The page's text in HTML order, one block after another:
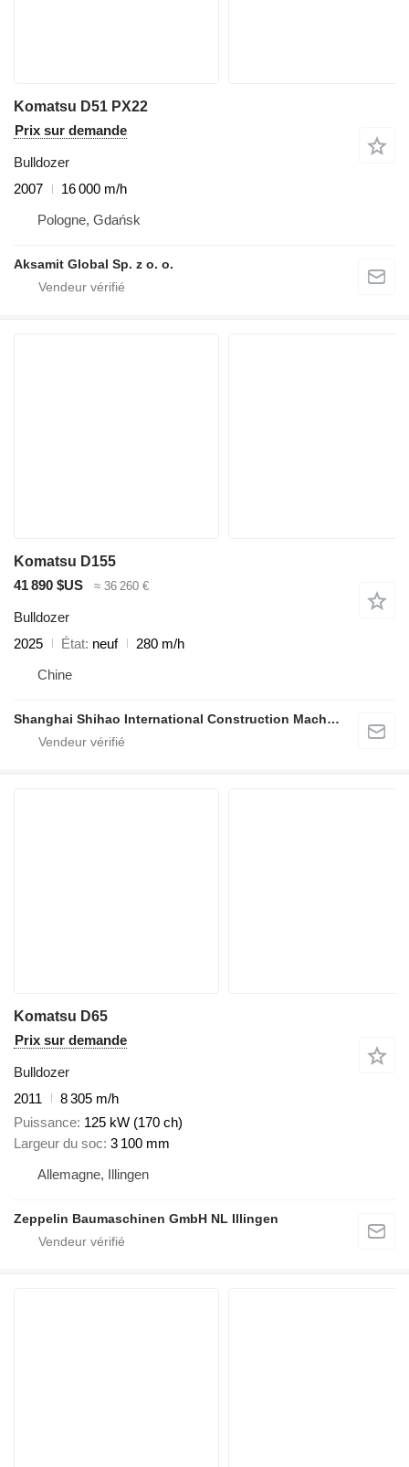
Komatsu D51 PX22
Prix sur demande
Bulldozer
2007
16 000 m/h
Pologne, Gdańsk
Aksamit Global Sp. z o. o.
Komatsu D155
41 890 $US
≈ 36 260 €
Bulldozer
2025
État neuf
280 m/h
Chine
Shanghai Shihao International Construction Machinery Co., Ltd.
Komatsu D65
Prix sur demande
Bulldozer
2011
8 305 m/h
Puissance 125 kW (170 ch)
Largeur du soc 3 100 mm
Allemagne, Illingen
Zeppelin Baumaschinen GmbH NL Illingen